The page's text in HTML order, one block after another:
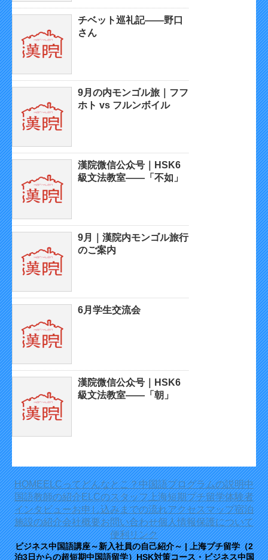
チベット巡礼記——野口
さん
9月の内モンゴル旅｜フフ
ホト vs フルンボイル
漢院微信公众号｜HSK6
級文法教室——「不如」
9月｜漢院内モンゴル旅行
のご案内
6月学生交流会
漢院微信公众号｜HSK6
級文法教室——「朝」
HOMEELCってどんなとこ？中国語プログラムの説明中
国語教師の紹介ELCのスタッフ上海短期プチ留学体験者
インタビューお申し込みまでの流れアクセスマップ宿泊
施設の紹介会社概要お問い合わせ個人情報保護について
便利リンク
ビジネス中国語講座～新入社員の自己紹介～ | 上海プチ留学（2
泊3日からの超短期中国語留学）HSK対策コース・ビジネス中国